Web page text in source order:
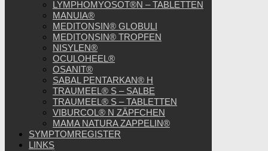
LYMPHOMYOSOT®N – TABLETTEN
MANUIA®
MEDITONSIN® GLOBULI
MEDITONSIN® TROPFEN
NISYLEN®
OCULOHEEL®
OSANIT®
SABAL PENTARKAN® H
TRAUMEEL® S – SALBE
TRAUMEEL® S – TABLETTEN
VIBURCOL® N ZÄPFCHEN
MAMA NATURA ZAPPELIN®
SYMPTOMREGISTER
LINKS